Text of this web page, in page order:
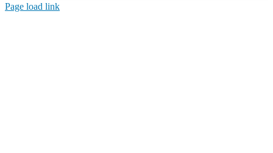
Page load link